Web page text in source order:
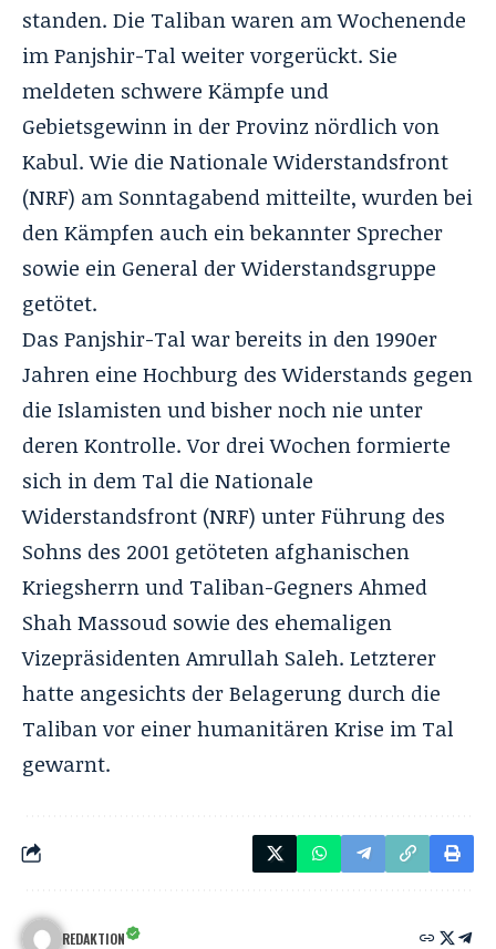
standen. Die Taliban waren am Wochenende
im Panjshir-Tal weiter vorgerückt. Sie
meldeten schwere Kämpfe und
Gebietsgewinn in der Provinz nördlich von
Kabul. Wie die Nationale Widerstandsfront
(NRF) am Sonntagabend mitteilte, wurden bei
den Kämpfen auch ein bekannter Sprecher
sowie ein General der Widerstandsgruppe
getötet.
Das Panjshir-Tal war bereits in den 1990er
Jahren eine Hochburg des Widerstands gegen
die Islamisten und bisher noch nie unter
deren Kontrolle. Vor drei Wochen formierte
sich in dem Tal die Nationale
Widerstandsfront (NRF) unter Führung des
Sohns des 2001 getöteten afghanischen
Kriegsherrn und Taliban-Gegners Ahmed
Shah Massoud sowie des ehemaligen
Vizepräsidenten Amrullah Saleh. Letzterer
hatte angesichts der Belagerung durch die
Taliban vor einer humanitären Krise im Tal
gewarnt.
REDAKTION